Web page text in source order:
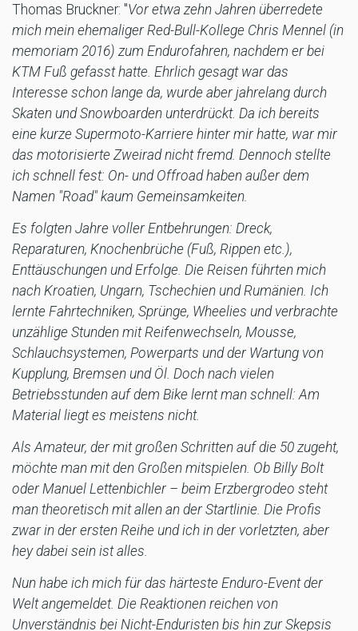
Thomas Bruckner: "Vor etwa zehn Jahren überredete
mich mein ehemaliger Red-Bull-Kollege Chris Mennel (in
memoriam 2016) zum Endurofahren, nachdem er bei
KTM Fuß gefasst hatte. Ehrlich gesagt war das
Interesse schon lange da, wurde aber jahrelang durch
Skaten und Snowboarden unterdrückt. Da ich bereits
eine kurze Supermoto-Karriere hinter mir hatte, war mir
das motorisierte Zweirad nicht fremd. Dennoch stellte
ich schnell fest: On- und Offroad haben außer dem
Namen "Road" kaum Gemeinsamkeiten.
Es folgten Jahre voller Entbehrungen: Dreck,
Reparaturen, Knochenbrüche (Fuß, Rippen etc.),
Enttäuschungen und Erfolge. Die Reisen führten mich
nach Kroatien, Ungarn, Tschechien und Rumänien. Ich
lernte Fahrtechniken, Sprünge, Wheelies und verbrachte
unzählige Stunden mit Reifenwechseln, Mousse,
Schlauchsystemen, Powerparts und der Wartung von
Kupplung, Bremsen und Öl. Doch nach vielen
Betriebsstunden auf dem Bike lernt man schnell: Am
Material liegt es meistens nicht.
Als Amateur, der mit großen Schritten auf die 50 zugeht,
möchte man mit den Großen mitspielen. Ob Billy Bolt
oder Manuel Lettenbichler – beim Erzbergrodeo steht
man theoretisch mit allen an der Startlinie. Die Profis
zwar in der ersten Reihe und ich in der vorletzten, aber
hey dabei sein ist alles.
Nun habe ich mich für das härteste Enduro-Event der
Welt angemeldet. Die Reaktionen reichen von
Unverständnis bei Nicht-Enduristen bis hin zur Skepsis